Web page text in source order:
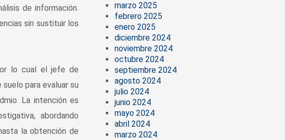
de información.
sin sustituir los
lo cual el jefe de
para evaluar su
La intención es
abordando
la obtención de
marzo 2025
febrero 2025
enero 2025
diciembre 2024
noviembre 2024
octubre 2024
septiembre 2024
agosto 2024
julio 2024
junio 2024
mayo 2024
abril 2024
marzo 2024